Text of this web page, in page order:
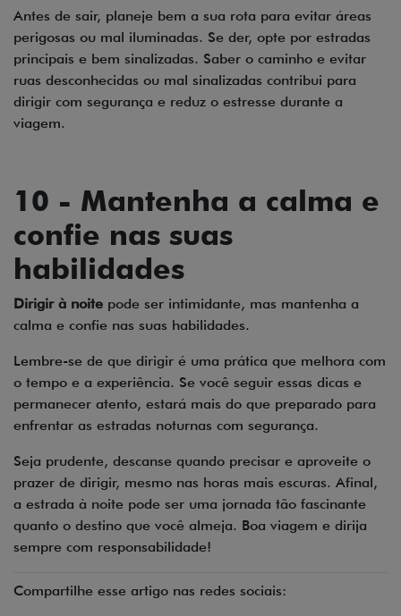
Antes de sair, planeje bem a sua rota para evitar áreas
perigosas ou mal iluminadas. Se der, opte por estradas
principais e bem sinalizadas. Saber o caminho e evitar
ruas desconhecidas ou mal sinalizadas contribui para
dirigir com segurança e reduz o estresse durante a
viagem.
10 - Mantenha a calma e
confie nas suas
habilidades
Dirigir à noite pode ser intimidante, mas mantenha a
calma e confie nas suas habilidades.
Lembre-se de que dirigir é uma prática que melhora com
o tempo e a experiência. Se você seguir essas dicas e
permanecer atento, estará mais do que preparado para
enfrentar as estradas noturnas com segurança.
Seja prudente, descanse quando precisar e aproveite o
prazer de dirigir, mesmo nas horas mais escuras. Afinal,
a estrada à noite pode ser uma jornada tão fascinante
quanto o destino que você almeja. Boa viagem e dirija
sempre com responsabilidade!
Compartilhe esse artigo nas redes sociais: